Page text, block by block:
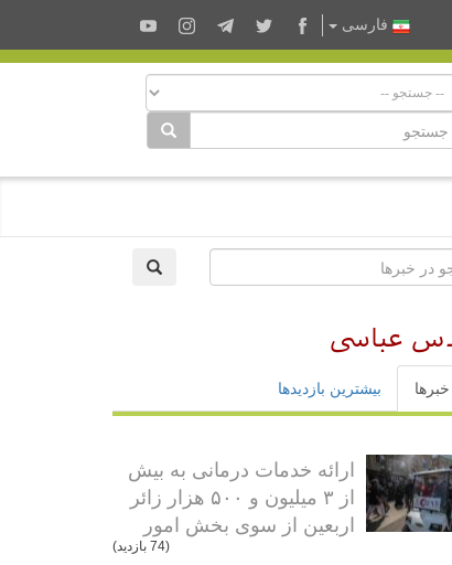
فارسى
عباسی
بیشترین بازدیدها
ارائه خدمات درمانی به بیش
از ۳ میلیون و ۵۰۰ هزار زائر
اربعین از سوی بخش امور
(74 بازدید)